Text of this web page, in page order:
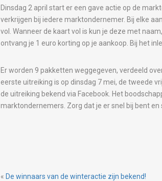
Dinsdag 2 april start er een gave actie op de
verkrijgen bij iedere marktondernemer. Bij elke
vol. Wanneer de kaart vol is kun je deze met
ontvang je 1 euro korting op je aankoop. Bij het
Er worden 9 pakketten weggegeven, verdeeld
eerste uitreiking is op dinsdag 7 mei, de tweede
de uitreiking bekend via Facebook. Het
marktondernemers. Zorg dat je er snel bij bent
« De winnaars van de winteractie zijn bekend!